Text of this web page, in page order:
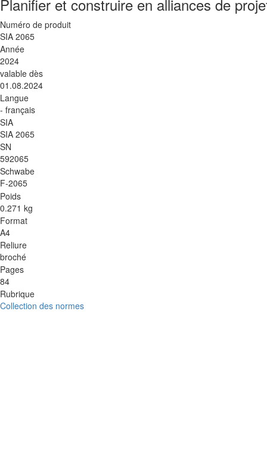
Planifier et construire en alliances de
Numéro de produit
SIA 2065
Année
2024
valable dès
01.08.2024
Langue
- français
SIA
SIA 2065
SN
592065
Schwabe
F-2065
Poids
0.271 kg
Format
A4
Reliure
broché
Pages
84
Rubrique
Collection des normes